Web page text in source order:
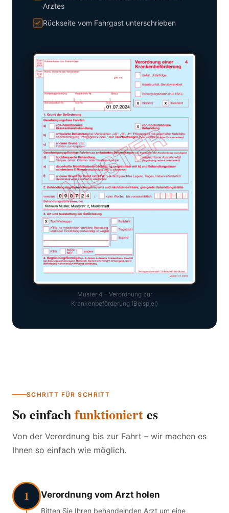
Arztes
Rückseite vom Fahrgast unterschrieben
Muster 4 – Verordnung zur
Krankenbeförderung (Beispiel)
SCHRITT FÜR SCHRITT
So einfachfunktioniertes
Von der Verordnung bis zur Fahrt – wir machen es
Ihnen so einfach wie möglich.
1 Verordnung vom Arzt holen
Bitten Sie Ihren behandelnden Arzt um eine